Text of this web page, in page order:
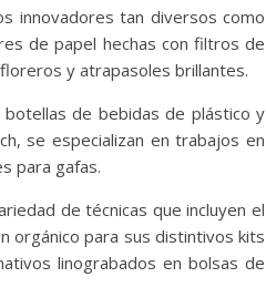
innovadores tan diversos como
de papel hechas con filtros de
y atrapasoles brillantes.
de bebidas de plástico y
se especializan en trabajos en
para gafas.
de técnicas que incluyen el
orgánico para sus distintivos kits
linograbados en bolsas de